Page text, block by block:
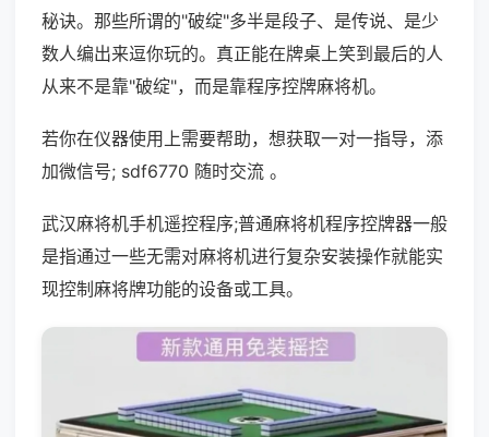
秘诀。那些所谓的"破绽"多半是段子、是传说、是少
数人编出来逗你玩的。真正能在牌桌上笑到最后的人
从来不是靠"破绽"，而是靠程序控牌麻将机。
若你在仪器使用上需要帮助，想获取一对一指导，添
加微信号; sdf6770 随时交流 。
武汉麻将机手机遥控程序;普通麻将机程序控牌器一般
是指通过一些无需对麻将机进行复杂安装操作就能实
现控制麻将牌功能的设备或工具。